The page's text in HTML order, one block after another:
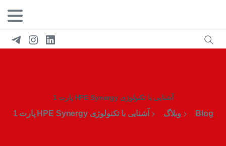
آشنایی با تکنولوژی HPE Synergy پارت 1
Blog وبلاگ آشنایی با تکنولوژی HPE Synergy پارت 1